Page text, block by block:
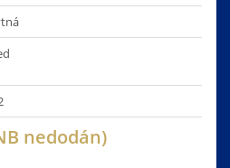
nedodán)